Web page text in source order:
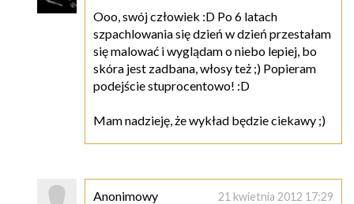
Ooo, swój człowiek :D Po 6 latach
szpachlowania się dzień w dzień przestałam
się malować i wyglądam o niebo lepiej, bo
skóra jest zadbana, włosy też ;) Popieram
podejście stuprocentowo! :D
Mam nadzieję, że wykład będzie ciekawy ;)
Anonimowy 21 kwietnia 2012 17:29